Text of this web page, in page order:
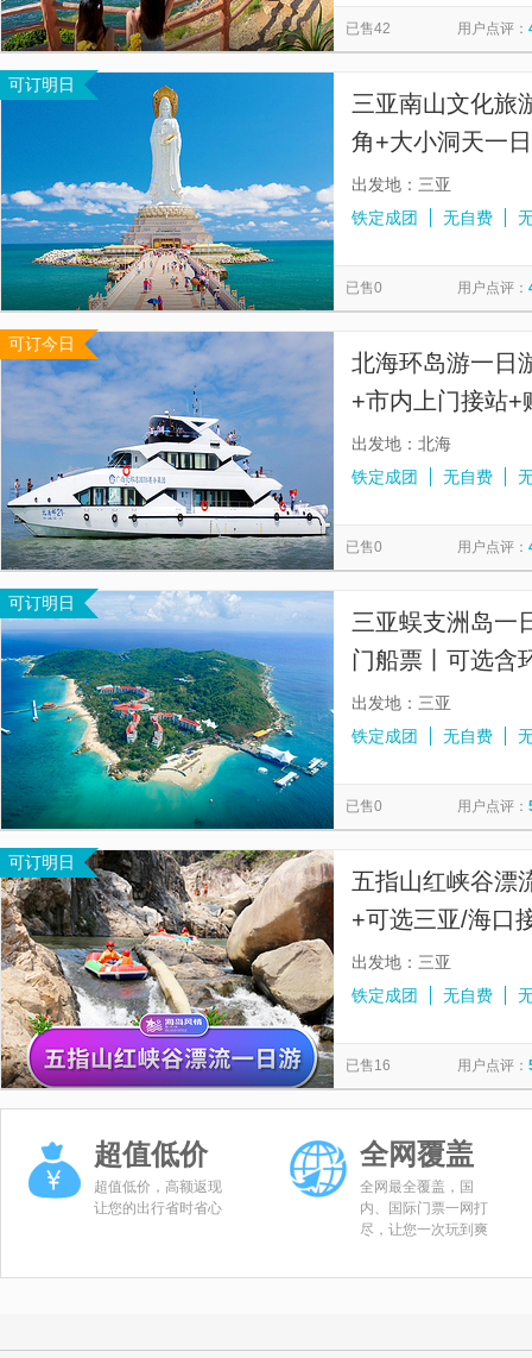
已售42 用户点评：
可订明日
三亚南山文化旅
角+大小洞天一
合点接送丨可选
出发地：三亚
铁定成团
无自费
已售0 用户点评：
可订今日
北海环岛游一日
+市内上门接站+
出发地：北海
铁定成团
无自费
已售0 用户点评：
可订明日
三亚蜈支洲岛一
门船票丨可选含
上岛】
出发地：三亚
铁定成团
无自费
已售0 用户点评：
可订明日
五指山红峡谷漂
+可选三亚/海口
出发地：三亚
铁定成团
无自费
已售16 用户点评：
超值低价
超值低价，高额返现
让您的出行省时省心
全网覆盖
全网最全覆盖，国
内、国际门票一网打
尽，让您一次玩到爽